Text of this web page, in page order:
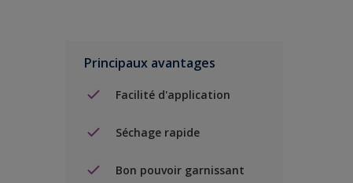
Principaux avantages
Facilité d'application
Séchage rapide
Bon pouvoir garnissant